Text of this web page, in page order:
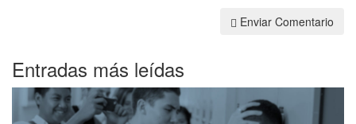
Enviar Comentario
Entradas más leídas